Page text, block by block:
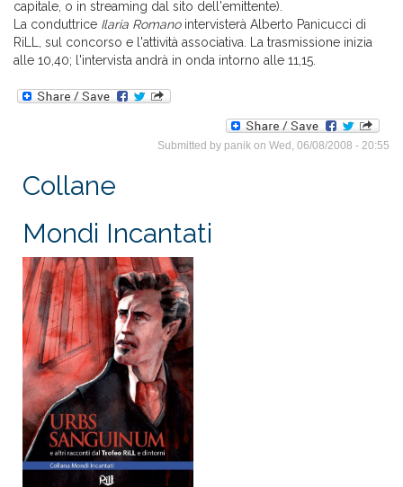
capitale, o in streaming dal sito dell'emittente).
La conduttrice Ilaria Romanointervisterà Alberto Panicucci di
RiLL, sul concorso e l'attività associativa. La trasmissione inizia
alle 10,40; l'intervista andrà in onda intorno alle 11,15.
Submitted by panik on Wed, 06/08/2008 - 20:55
Collane
Mondi Incantati